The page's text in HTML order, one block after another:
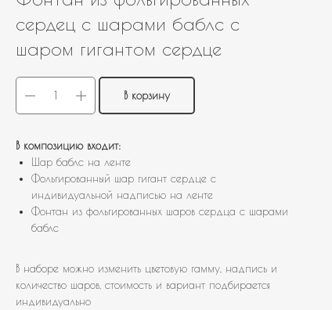
сердец с шарами баблс с
шаром гигантом сердце
В корзину
В композицию входит:
Шар баблс на ленте
Фольгированный шар гигант сердце с
индивидуальной надписью на ленте
Фонтан из фольгированных шаров сердца с шарами
баблс
В наборе можно изменить цветовую гамму, надпись и
количество шаров, стоимость и вариант подбирается
индивидуально